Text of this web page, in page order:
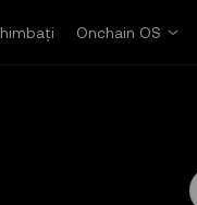
Onchain OS